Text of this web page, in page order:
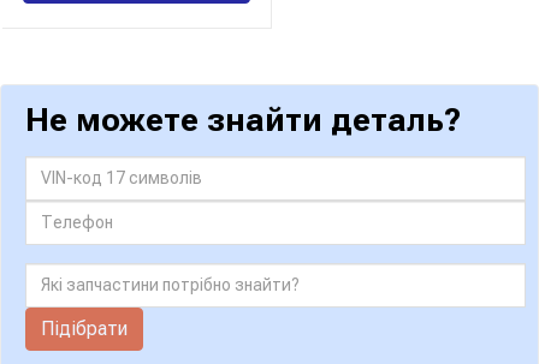
Не можете знайти деталь?
Підібрати